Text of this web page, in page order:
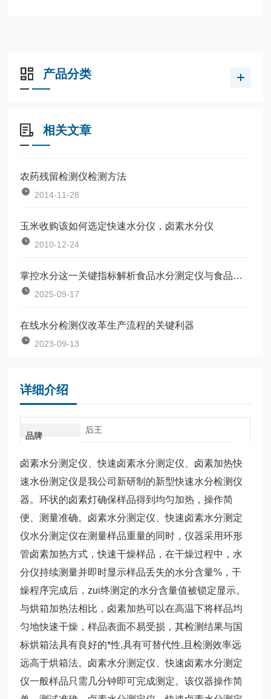
产品分类
相关文章
农药残留检测仪检测方法
2014-11-28
玉米收购该如何选定快速水分仪，卤素水分仪
2010-12-24
掌控水分这一关键指标解析食品水分测定仪与食品质量基石
2025-09-17
​在线水分检测仪改革生产流程的关键利器
2023-09-13
详细介绍
品牌
后王
卤素水分测定仪、快速卤素水分测定仪、卤素加热快
速水份测定仪是我公司新研制的新型快速水分检测仪
器。环状的卤素灯确保样品得到均匀加热，操作简
便、测量准确。卤素水分测定仪、快速卤素水分测定
仪水分测定仪在测量样品重量的同时，仪器采用环形
管卤素加热方式，快速干燥样品，在干燥过程中，水
分仪持续测量并即时显示样品丢失的水分含量%，干
燥程序完成后，zui终测定的水分含量值被锁定显示。
与烘箱加热法相比，卤素加热可以在高温下将样品均
匀地快速干燥，样品表面不易受损，其检测结果与国
标烘箱法具有良好的*性,具有可替代性,且检测效率远
远高于烘箱法。卤素水分测定仪、快速卤素水分测定
仪一般样品只需几分钟即可完成测定。该仪器操作简